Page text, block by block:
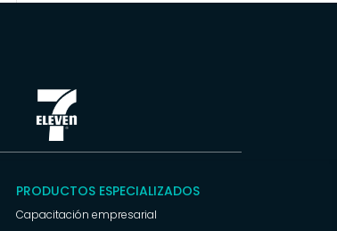
PRODUCTOS ESPECIALIZADOS
Capacitación empresarial